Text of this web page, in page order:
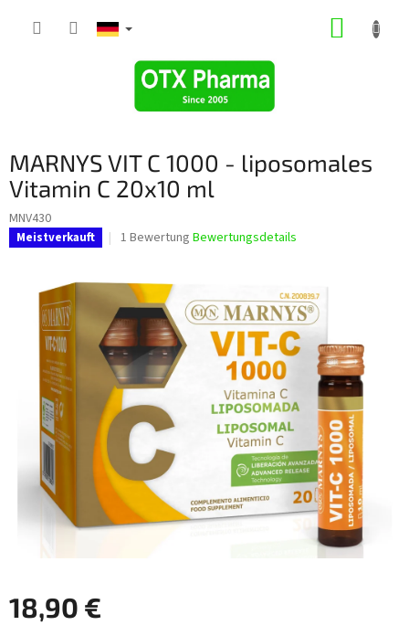
MARNYS VIT C 1000 - liposomales
Vitamin C 20x10 ml
MNV430
Meistverkauft
Die
ist
5,0
von
5
Sternen.
1 Bewertung Bewertungsdetails
18,90 €